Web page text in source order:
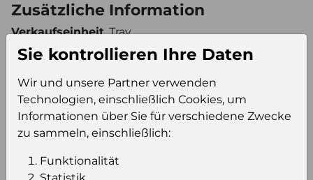
Zusätzliche Information
Verkaufseinheit
(VE)
Tray
pro Palette
Konsumeinheit Tray
Stückzahl pro
Palette
90
Sie kontrollieren Ihre Daten
Wir und unsere Partner verwenden
Technologien, einschließlich Cookies, um
Informationen über Sie für verschiedene Zwecke
zu sammeln, einschließlich:
Funktionalität